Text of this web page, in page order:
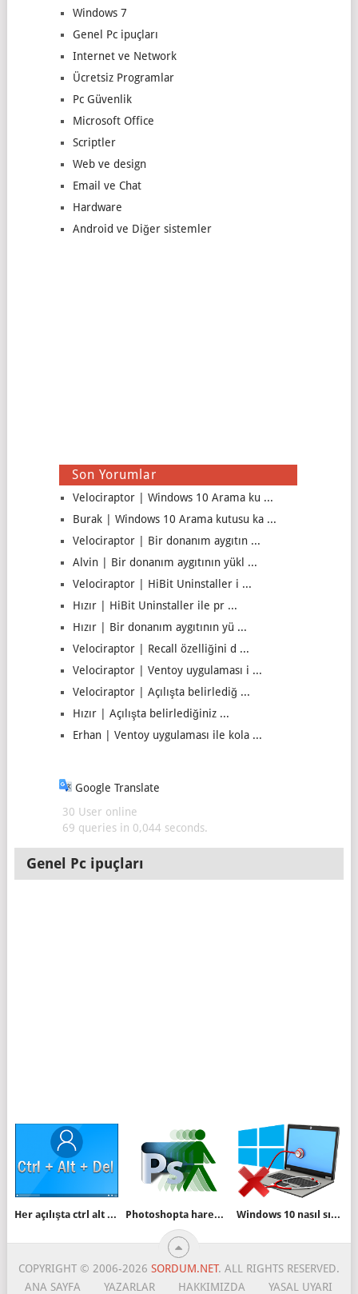
Windows 7
Genel Pc ipuçları
Internet ve Network
Ücretsiz Programlar
Pc Güvenlik
Microsoft Office
Scriptler
Web ve design
Email ve Chat
Hardware
Android ve Diğer sistemler
Son Yorumlar
Velociraptor | Windows 10 Arama ku ...
Burak | Windows 10 Arama kutusu ka ...
Velociraptor | Bir donanım aygıtın ...
Alvin | Bir donanım aygıtının yükl ...
Velociraptor | HiBit Uninstaller i ...
Hızır | HiBit Uninstaller ile pr ...
Hızır | Bir donanım aygıtının yü ...
Velociraptor | Recall özelliğini d ...
Velociraptor | Ventoy uygulaması i ...
Velociraptor | Açılışta belirlediğ ...
Hızır | Açılışta belirlediğiniz ...
Erhan | Ventoy uygulaması ile kola ...
Google Translate
30 User online
69 queries in 0,044 seconds.
Genel Pc ipuçları
Her açılışta ctrl alt del sorunu Photoshopta hareket animasyonu hazırlayalım Windows 10 nasıl sıfırlanır
COPYRIGHT © 2006-2026 SORDUM.NET. ALL RIGHTS RESERVED.
ANA SAYFA
YAZARLAR HAKKIMIZDA YASAL UYARI